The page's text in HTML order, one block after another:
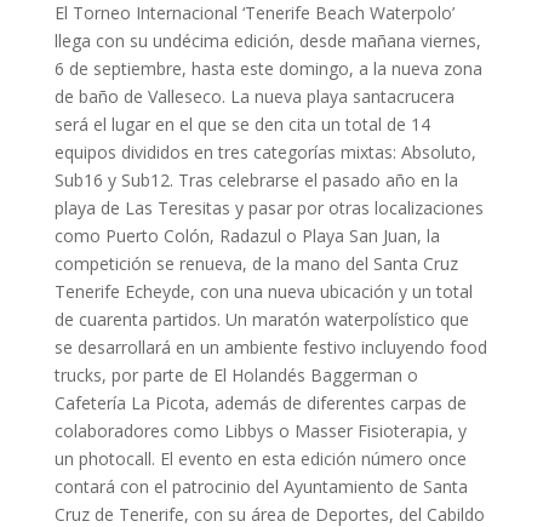
El Torneo Internacional ‘Tenerife Beach Waterpolo’
llega con su undécima edición, desde mañana viernes,
6 de septiembre, hasta este domingo, a la nueva zona
de baño de Valleseco. La nueva playa santacrucera
será el lugar en el que se den cita un total de 14
equipos divididos en tres categorías mixtas: Absoluto,
Sub16 y Sub12. Tras celebrarse el pasado año en la
playa de Las Teresitas y pasar por otras localizaciones
como Puerto Colón, Radazul o Playa San Juan, la
competición se renueva, de la mano del Santa Cruz
Tenerife Echeyde, con una nueva ubicación y un total
de cuarenta partidos. Un maratón waterpolístico que
se desarrollará en un ambiente festivo incluyendo food
trucks, por parte de El Holandés Baggerman o
Cafetería La Picota, además de diferentes carpas de
colaboradores como Libbys o Masser Fisioterapia, y
un photocall. El evento en esta edición número once
contará con el patrocinio del Ayuntamiento de Santa
Cruz de Tenerife, con su área de Deportes, del Cabildo